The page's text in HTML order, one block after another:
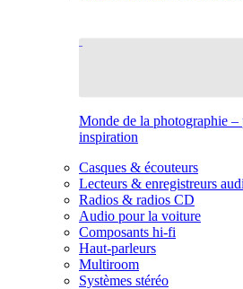
Monde de la photographie –
inspiration
Casques & écouteurs
Lecteurs & enregistreurs
Radios & radios CD
Audio pour la voiture
Composants hi-fi
Haut-parleurs
Multiroom
Systèmes stéréo